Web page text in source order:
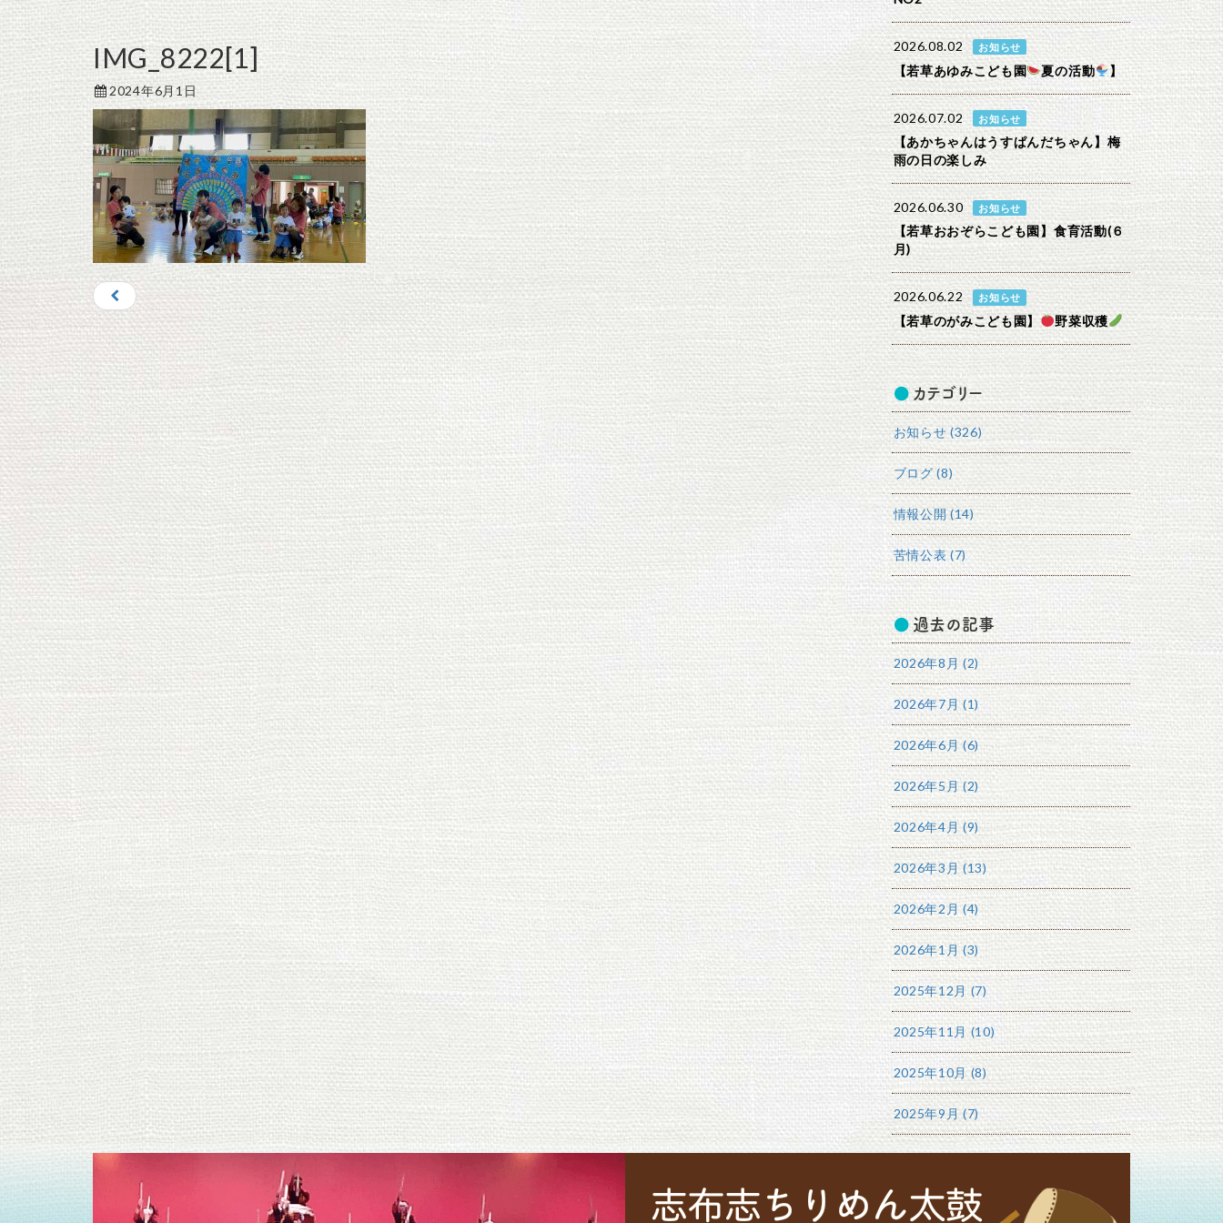
IMG_8222[1]
2024年6月1日
2026.08.02 お知らせ
【若草あゆみこども園 夏の活動 】
2026.07.02 お知らせ
【あかちゃんはうすぱんだちゃん】梅
雨の日の楽しみ
2026.06.30 お知らせ
【若草おおぞらこども園】食育活動(６
月)
2026.06.22 お知らせ
【若草のがみこども園】 野菜収穫
カテゴリー
お知らせ (326)
ブログ (8)
情報公開 (14)
苦情公表 (7)
過去の記事
2026年8月 (2)
2026年7月 (1)
2026年6月 (6)
2026年5月 (2)
2026年4月 (9)
2026年3月 (13)
2026年2月 (4)
2026年1月 (3)
2025年12月 (7)
2025年11月 (10)
2025年10月 (8)
2025年9月 (7)